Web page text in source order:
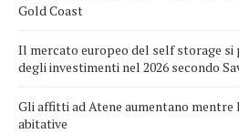
Gold Coast
Il mercato europeo del self storage si
degli investimenti nel 2026 secondo
Gli affitti ad Atene aumentano
abitative